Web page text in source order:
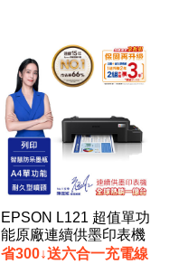
EPSON L121 超值單功
能原廠連續供墨印表機
省300↓送六合一充電線